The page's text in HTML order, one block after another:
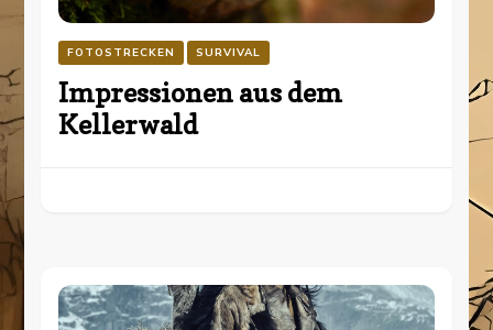
FOTOSTRECKEN SURVIVAL
Impressionen aus dem
Kellerwald